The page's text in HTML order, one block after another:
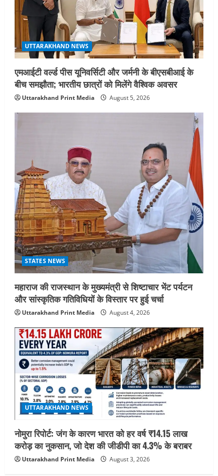
5
मुख्यमंत्री धामी
August 2, 2026
UTTARAKHAND NEWS
एमआईटी वर्ल्ड पीस यूनिवर्सिटी और जर्मनी के बीएसबीआई के
बीच समझौता; भारतीय छात्रों को मिलेंगे वैश्विक अवसर
Uttarakhand Print Media August 5, 2026
STATES NEWS
महाराज की राजस्थान के मुख्यमंत्री से शिष्टाचार भेंट पर्यटन
और सांस्कृतिक गतिविधियों के विस्तार पर हुई चर्चा
Uttarakhand Print Media August 4, 2026
UTTARAKHAND NEWS
नोमुरा रिपोर्ट: जंग के कारण भारत को हर वर्ष ₹14.15 लाख
करोड़ का नुकसान, जो देश की जीडीपी का 4.3% के बराबर
Uttarakhand Print Media August 3, 2026